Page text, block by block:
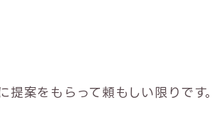
案をもらって頼もしい限りです。